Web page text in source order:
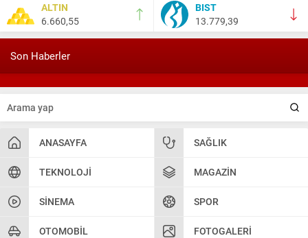
Salih Canikli
5 Kasım 2024 19:54
ZİYARETİ.
ALTIN
6.660,55
BIST
13.779,39
Son Haberler
ANASAYFA SAĞLIK
TEKNOLOJI MAGAZIN
SINEMA SPOR
OTOMOBIL FOTOGALERI